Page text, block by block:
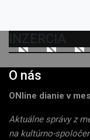
INZERCIA
O nás
ONline dianie v
Aktuálne správy z
na kultúrno-